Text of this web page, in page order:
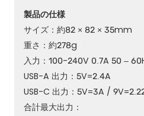
製品の仕様
サイズ：約82 × 82 × 35mm
重さ：約278g
入力：100-240V 0.7A 50 –
USB-A 出力：5V=2.4A
USB-C 出力：5V=3A /
合計最大出力：